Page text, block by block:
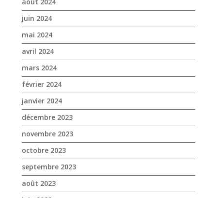
février 2024
janvier 2024
décembre 2023
novembre 2023
octobre 2023
septembre 2023
août 2023
juin 2023
mai 2023
avril 2023
mars 2023
janvier 2023